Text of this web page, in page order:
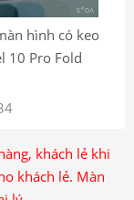
hình có keo
10 Pro Fold
khách lẻ khi
khách lẻ. Màn